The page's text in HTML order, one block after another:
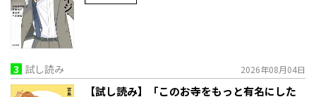
3 試し読み 2026年08月04日
【試し読み】「このお寺をもっと有名にした